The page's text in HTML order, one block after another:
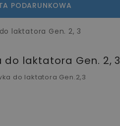
PODARUNKOWA
laktatora Gen. 2, 3
do laktatora Gen. 2, 3
do laktatora Gen.2,3